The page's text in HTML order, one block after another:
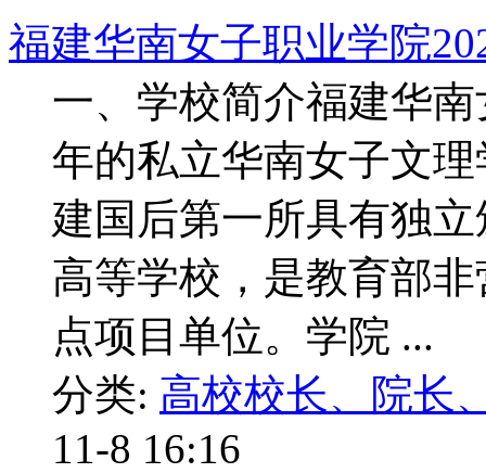
福建华南女子职业学院
一、学校简介福建华
年的私立华南女子文
建国后第一所具有独
高等学校，是教育部
点项目单位。学院 ...
分类: 高校校长、院长
11-8 16:16